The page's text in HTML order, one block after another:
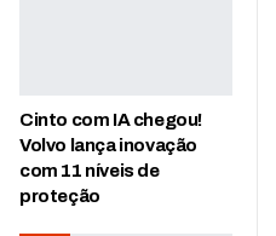
Cinto com IA chegou!
Volvo lança inovação
com 11 níveis de
proteção